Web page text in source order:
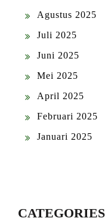
Agustus 2025
Juli 2025
Juni 2025
Mei 2025
April 2025
Februari 2025
Januari 2025
CATEGORIES